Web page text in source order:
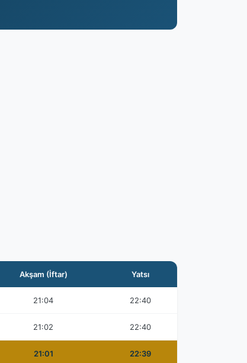
Akşam (İftar) Yatsı
21:04 22:40
21:02 22:40
21:01 22:39